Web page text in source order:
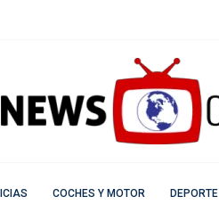
COCHES Y MOTOR DEPORTE